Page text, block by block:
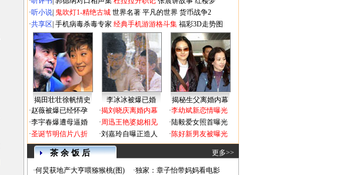
·听小说 鬼吹灯1-精绝古城 世界名著 平凡的世界 货币战争2
·共享区 手机病毒杀毒专家 经典手机游游格斗集 福彩3D走势图
揭田壮壮徐帆情史 李冰冰被爆已婚
揭秘生父离婚内幕
·赵薇被爆已经怀孕
·李宇春爆遭母逼婚
·圣诞节明信片八折
·揭刘晓庆离婚内幕
·周迅王艳婆媳相见
·刘嘉玲自曝正造人
·李幼斌新恋情曝光
·陆毅爱女照首曝光
·陈好新男友被曝光
茶 余 饭 后 更多>>
·何炅获地产大亨喂猕猴桃(图) ·独家：章子怡带妈妈看电影